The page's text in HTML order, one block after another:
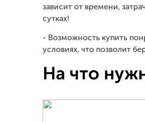
зависит от времени,
сутках!
- Возможность купить
условиях, что позволит
На что